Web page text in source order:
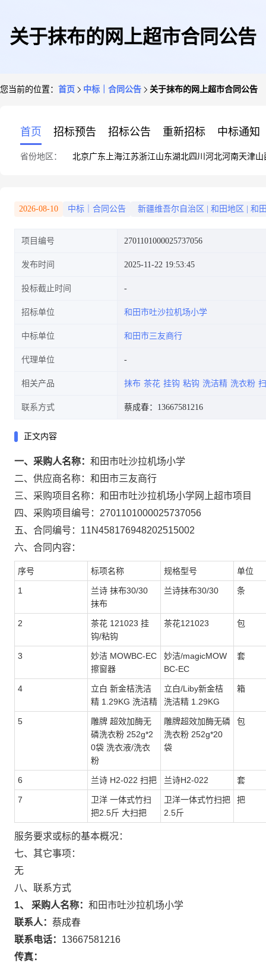
关于抹布的网上超市合同公告
您当前的位置： 首页 中标｜合同公告 关于抹布的网上超市合同公告
首页 招标预告 招标公告 重新招标 中标通知
省份地区： 北京广东 上海江苏浙江山东湖北四川 河北河南天津山
2026-08-10 中标｜合同公告 新疆维吾尔自治区 和田地区 和
项目编号 2701101000025737056
发布时间 2025-11-22 19:53:45
投标截止时间
招标单位 和田市吐沙拉机场小学
中标单位 和田市三友商行
代理单位
相关产品 抹布 茶花 挂钩 粘钩 洗洁精 洗衣粉
联系方式 蔡成春：13667581216
正文内容
一、采购人名称： 和田市吐沙拉机场小学
二、供应商名称： 和田市三友商行
三、采购项目名称： 和田市吐沙拉机场小学网上超市项目
四、采购项目编号： 2701101000025737056
五、合同编号： 11N458176948202515002
六、合同内容：
序号 标项名称 规格型号 单位
1
兰诗 抹布30/30
抹布
兰诗抹布30/30 条
2
茶花 121023 挂
钩/粘钩
茶花121023 包
3
妙洁 MOWBC-EC
擦窗器
妙洁/magicMOW
BC-EC
套
4
立白 新金桔洗洁
精 1.29KG 洗洁精
立白/Liby新金桔
洗洁精 1.29KG
箱
5
雕牌 超效加酶无
磷洗衣粉 252g*2
0袋 洗衣液/洗衣
粉
雕牌超效加酶无磷
洗衣粉 252g*20
袋
包
6 兰诗 H2-022 扫把 兰诗H2-022 套
7
卫洋 一体式竹扫
把2.5斤 大扫把
卫洋一体式竹扫把
2.5斤
把
服务要求或标的基本概况：
七、其它事项：
无
八、联系方式
1、 采购人名称： 和田市吐沙拉机场小学
联系人： 蔡成春
联系电话： 13667581216
传真：